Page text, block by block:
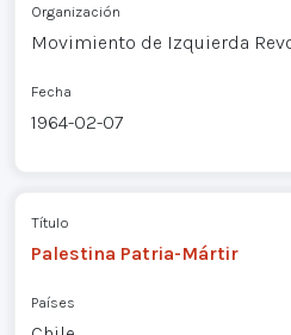
Organización
Movimiento de Izquierda
Fecha
1964-02-07
Título
Palestina Patria-Mártir
Países